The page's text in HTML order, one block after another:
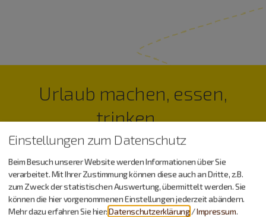
Urlaub machen, essen,
trinken…
Einstellungen zum Datenschutz
Beim Besuch unserer Website werden Informationen über Sie
verarbeitet. Mit Ihrer Zustimmung können diese auch an Dritte, z.B.
zum Zweck der statistischen Auswertung, übermittelt werden. Sie
können die hier vorgenommenen Einstellungen jederzeit abändern.
Mehr dazu erfahren Sie hier:Datenschutzerklärung /Impressum.